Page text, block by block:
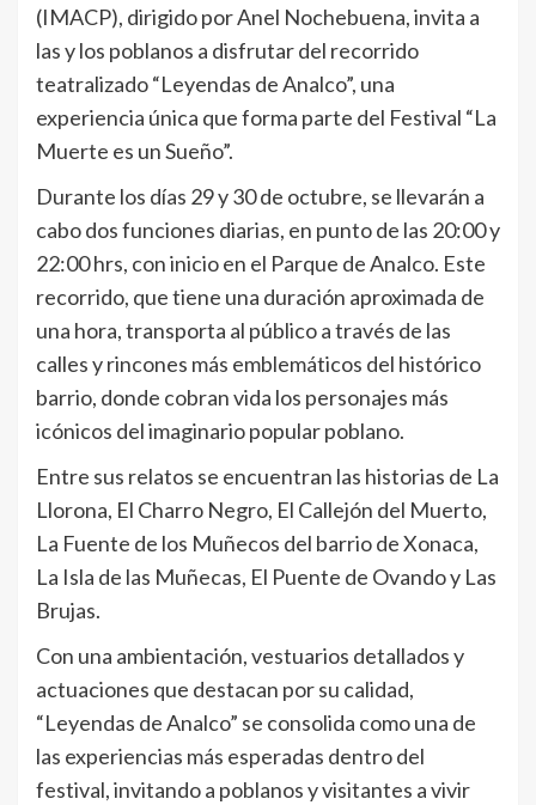
(IMACP), dirigido por Anel Nochebuena, invita a
las y los poblanos a disfrutar del recorrido
teatralizado “Leyendas de Analco”, una
experiencia única que forma parte del Festival “La
Muerte es un Sueño”.
Durante los días 29 y 30 de octubre, se llevarán a
cabo dos funciones diarias, en punto de las 20:00 y
22:00 hrs, con inicio en el Parque de Analco. Este
recorrido, que tiene una duración aproximada de
una hora, transporta al público a través de las
calles y rincones más emblemáticos del histórico
barrio, donde cobran vida los personajes más
icónicos del imaginario popular poblano.
Entre sus relatos se encuentran las historias de La
Llorona, El Charro Negro, El Callejón del Muerto,
La Fuente de los Muñecos del barrio de Xonaca,
La Isla de las Muñecas, El Puente de Ovando y Las
Brujas.
Con una ambientación, vestuarios detallados y
actuaciones que destacan por su calidad,
“Leyendas de Analco” se consolida como una de
las experiencias más esperadas dentro del
festival, invitando a poblanos y visitantes a vivir